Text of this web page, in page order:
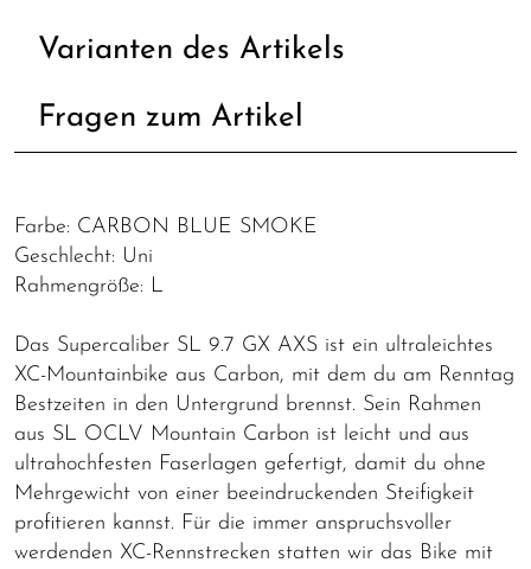
Varianten des Artikels
Fragen zum Artikel
Farbe: CARBON BLUE SMOKE
Geschlecht: Uni
Rahmengröße: L
Das Supercaliber SL 9.7 GX AXS ist ein ultraleichtes
XC-Mountainbike aus Carbon, mit dem du am Renntag
Bestzeiten in den Untergrund brennst. Sein Rahmen
aus SL OCLV Mountain Carbon ist leicht und aus
ultrahochfesten Faserlagen gefertigt, damit du ohne
Mehrgewicht von einer beeindruckenden Steifigkeit
profitieren kannst. Für die immer anspruchsvoller
werdenden XC-Rennstrecken statten wir das Bike mit